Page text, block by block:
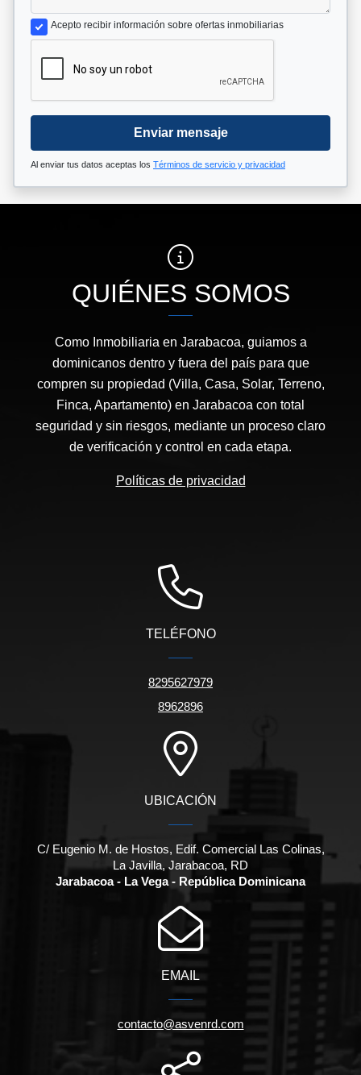
Acepto recibir información sobre ofertas inmobiliarias
Enviar mensaje
Al enviar tus datos aceptas los Términos de servicio y privacidad
QUIÉNES SOMOS
Como Inmobiliaria en Jarabacoa, guiamos a
dominicanos dentro y fuera del país para que
compren su propiedad (Villa, Casa, Solar, Terreno,
Finca, Apartamento) en Jarabacoa con total
seguridad y sin riesgos, mediante un proceso claro
de verificación y control en cada etapa.
Políticas de privacidad
TELÉFONO
8295627979
8962896
UBICACIÓN
C/ Eugenio M. de Hostos, Edif. Comercial Las Colinas,
La Javilla, Jarabacoa, RD
Jarabacoa - La Vega - República Dominicana
EMAIL
contacto@asvenrd.com